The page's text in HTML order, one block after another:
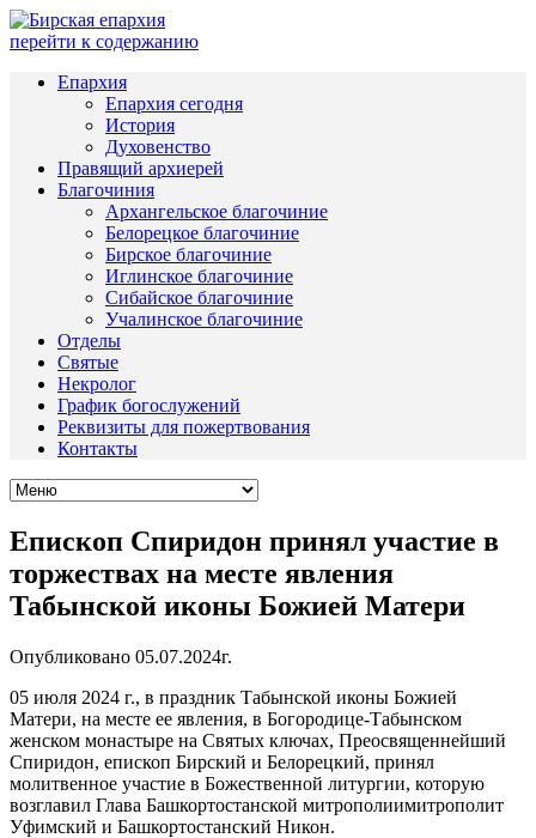
перейти к содержанию
Епархия
Епархия сегодня
История
Духовенство
Правящий архиерей
Благочиния
Архангельское благочиние
Белорецкое благочиние
Бирское благочиние
Иглинское благочиние
Сибайское благочиние
Учалинское благочиние
Отделы
Святые
Некролог
График богослужений
Реквизиты для пожертвования
Контакты
Епископ Спиридон принял участие в
торжествах на месте явления
Табынской иконы Божией Матери
Опубликовано 05.07.2024г.
05 июля 2024 г., в праздник Табынской иконы Божией
Матери, на месте ее явления, в Богородице-Табынском
женском монастыре на Святых ключах, Преосвященнейший
Спиридон, епископ Бирский и Белорецкий, принял
молитвенное участие в Божественной литургии, которую
возглавил Глава Башкортостанской митрополиимитрополит
Уфимский и Башкортостанский Никон.